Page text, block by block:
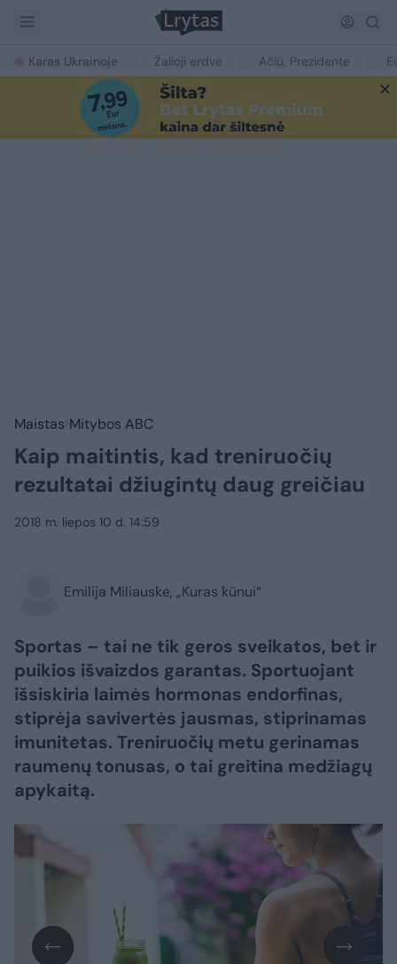
Karas Ukrainoje Žalioji erdvė Ačiū, Prezidente
Maistas Mitybos ABC
Kaip maitintis, kad treniruočių
rezultatai džiugintų daug greičiau
2018 m. liepos 10 d. 14:59
Emilija Miliauskė, „Kuras kūnui“
Sportas – tai ne tik geros sveikatos, bet ir
puikios išvaizdos garantas. Sportuojant
išsiskiria laimės hormonas endorfinas,
stiprėja savivertės jausmas, stiprinamas
imunitetas. Treniruočių metu gerinamas
raumenų tonusas, o tai greitina medžiagų
apykaitą.